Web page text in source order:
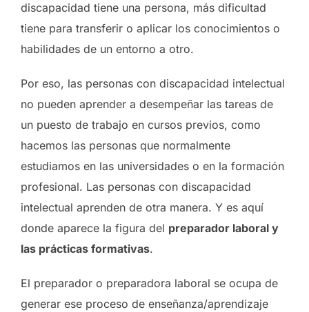
discapacidad tiene una persona, más dificultad
tiene para transferir o aplicar los conocimientos o
habilidades de un entorno a otro.
Por eso, las personas con discapacidad intelectual
no pueden aprender a desempeñar las tareas de
un puesto de trabajo en cursos previos, como
hacemos las personas que normalmente
estudiamos en las universidades o en la formación
profesional. Las personas con discapacidad
intelectual aprenden de otra manera. Y es aquí
donde aparece la figura del preparador laboral y
las prácticas formativas.
El preparador o preparadora laboral se ocupa de
generar ese proceso de enseñanza/aprendizaje